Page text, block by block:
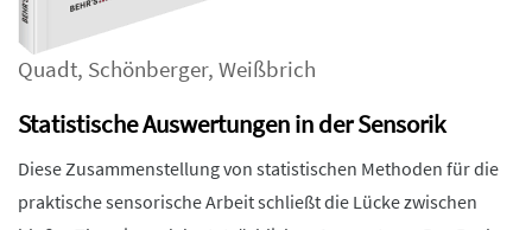
Quadt, Schönberger, Weißbrich
Statistische Auswertungen in der Sensorik
Diese Zusammenstellung von statistischen Methoden für die
praktische sensorische Arbeit schließt die Lücke zwischen